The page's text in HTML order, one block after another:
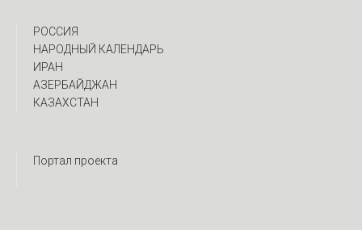
РОССИЯ
НАРОДНЫЙ КАЛЕНДАРЬ
ИРАН
АЗЕРБАЙДЖАН
КАЗАХСТАН
Портал проекта